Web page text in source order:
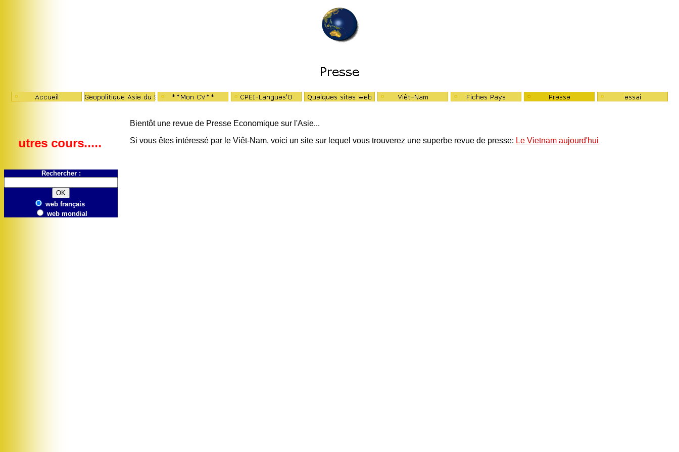
cours..... d'autres infos.. vous voulez les partager.... et bien envoyez les moi!!
Rechercher :
web français
web mondial
Bientôt une revue de Presse Economique sur l'Asie...
Si vous êtes intéressé par le Viêt-Nam, voici un site sur lequel vous trouverez une superbe revue de presse: Le Vietnam aujourd'hui